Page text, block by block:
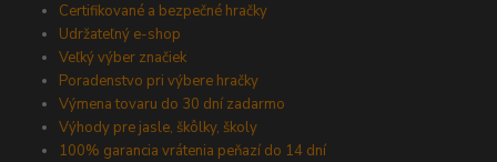
Certifikované a bezpečné hračky
Udržateľný e-shop
Veľký výber značiek
Poradenstvo pri výbere hračky
Výmena tovaru do 30 dní zadarmo
Výhody pre jasle, škôlky, školy
100% garancia vrátenia peňazí do 14 dní